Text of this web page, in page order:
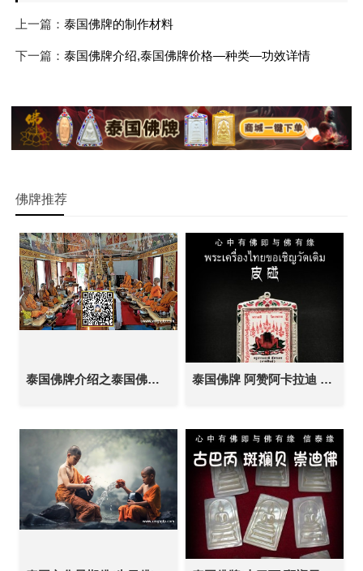
上一篇： 泰国佛牌的制作材料
下一篇： 泰国佛牌介绍,泰国佛牌价格—种类—功效详情
佛牌推荐
泰国佛牌介绍之泰国佛牌力量的由来 泰国佛牌 阿赞阿卡拉迪 皮碰 成愿招财 人缘桃花 赌博生意 事业办事